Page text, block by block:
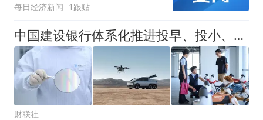
每日经济新闻 1跟贴
中国建设银行体系化推进投早、投小、投长期、投硬科技，全链条服务科技创新和产业创新融合发展
财联社